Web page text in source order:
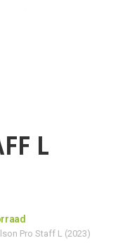
L
Pro Staff L (2023)